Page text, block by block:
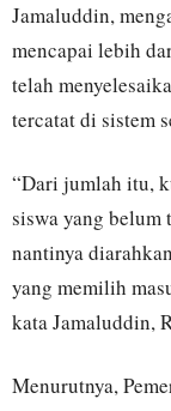
Jamaluddin,
mencapai lebih
telah
tercatat di sistem
“Dari jumlah itu,
siswa yang
nantinya
yang memilih
kata Jamaluddin,
Menurutnya,